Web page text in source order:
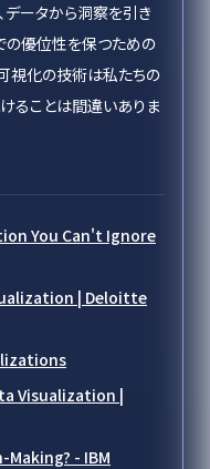
データから洞察を引き
の優位性を保つための
可視化の技術は私たちの
ることは間違いありま
You Can't Ignore
| Deloitte
Visualization |
- IBM